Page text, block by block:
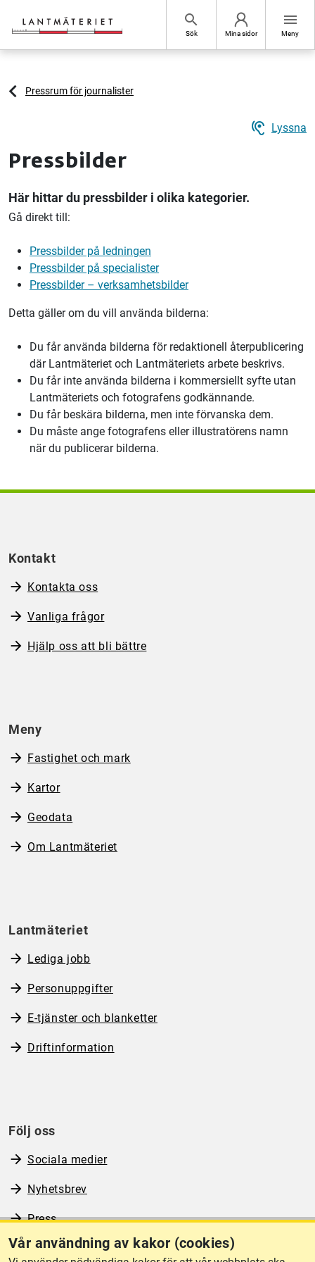
search
Sök Mina sidor
menu
Meny
Pressrum för journalister
hearing Lyssna
Pressbilder
Här hittar du pressbilder i olika kategorier.
Gå direkt till:
Pressbilder på ledningen
Pressbilder på specialister
Pressbilder – verksamhetsbilder
Detta gäller om du vill använda bilderna:
Du får använda bilderna för redaktionell återpublicering
där Lantmäteriet och Lantmäteriets arbete beskrivs.
Du får inte använda bilderna i kommersiellt syfte utan
Lantmäteriets och fotografens godkännande.
Du får beskära bilderna, men inte förvanska dem.
Du måste ange fotografens eller illustratörens namn
när du publicerar bilderna.
Vår användning av kakor (cookies)
Kontakt
Kontakta oss
Vanliga frågor
Hjälp oss att bli bättre
Meny
Fastighet och mark
Kartor
Geodata
Om Lantmäteriet
Lantmäteriet
Lediga jobb
Personuppgifter
E-tjänster och blanketter
Driftinformation
Följ oss
Sociala medier
Nyhetsbrev
Press
RSS